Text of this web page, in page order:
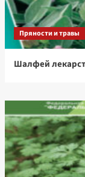
Пряности и травы
Шалфей